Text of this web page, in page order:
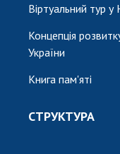
Віртуальний тур
Концепція
України
Книга пам'яті
СТРУКТУРА